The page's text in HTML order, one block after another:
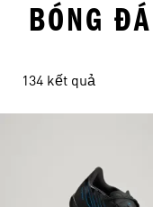
BÓNG
134 kết quả